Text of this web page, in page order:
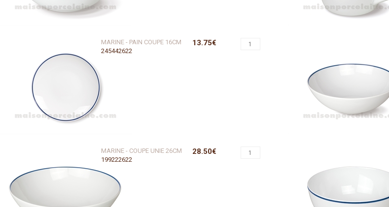
MARINE - PAIN COUPE 16CM
245442622
13.75€
MARINE - COUPE UNIE 26CM
199222622
28.50€